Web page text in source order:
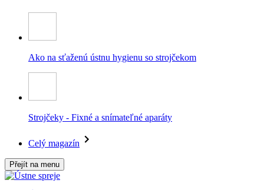
Ako na sťaženú ústnu hygienu so strojčekom
Strojčeky - Fixné a snímateľné aparáty
Celý magazín
Přejít na menu